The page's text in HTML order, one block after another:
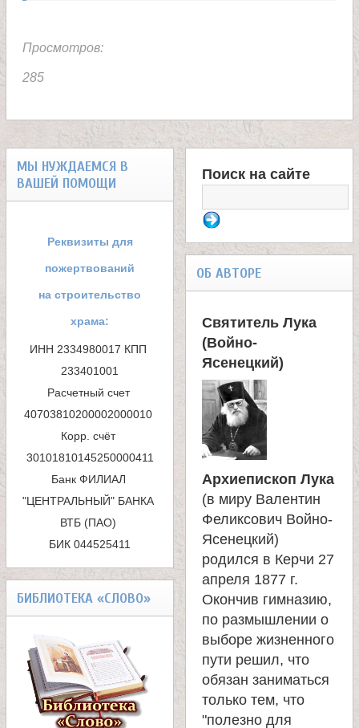
Просмотров:
285
МЫ НУЖДАЕМСЯ В
ВАШЕЙ ПОМОЩИ
Реквизиты для
пожертвований
на строительство
храма:
ИНН 2334980017 КПП
233401001
Расчетный счет
40703810200002000010
Корр. счёт
Банк ФИЛИАЛ
"ЦЕНТРАЛЬНЫЙ" БАНКА
ВТБ (ПАО)
БИК 044525411
БИБЛИОТЕКА «СЛОВО»
Ф
о
р
а
п
о
и
с
к
а
Поиск на сайте
ОБ АВТОРЕ
Святитель Лука
(Войно-
Ясенецкий)
Архиепископ Лука
(в миру Валентин
Феликсович Войно-
Ясенецкий)
родился в Керчи 27
апреля 1877 г.
Окончив гимназию,
по размышлении о
выборе жизненного
пути решил, что
обязан заниматься
только тем, что
"полезно для